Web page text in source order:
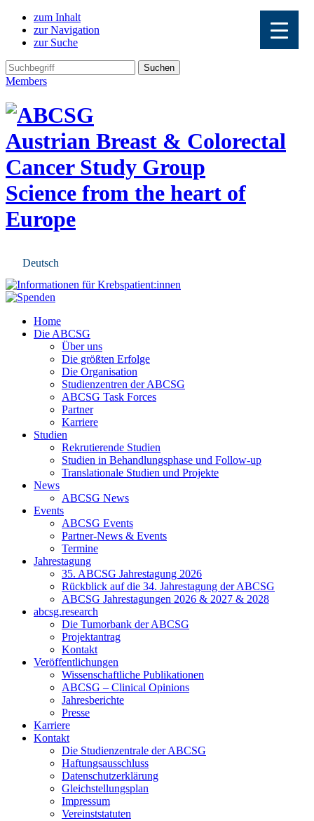
zum Inhalt
zur Navigation
zur Suche
Members
Austrian Breast & Colorectal
Cancer Study Group
Science from the heart of
Europe
Deutsch
Home
Die ABCSG
Über uns
Die größten Erfolge
Die Organisation
Studienzentren der ABCSG
ABCSG Task Forces
Partner
Karriere
Studien
Rekrutierende Studien
Studien in Behandlungsphase und Follow-up
Translationale Studien und Projekte
News
ABCSG News
Events
ABCSG Events
Partner-News & Events
Termine
Jahrestagung
35. ABCSG Jahrestagung 2026
Rückblick auf die 34. Jahrestagung der ABCSG
ABCSG Jahrestagungen 2026 & 2027 & 2028
abcsg.research
Die Tumorbank der ABCSG
Projektantrag
Kontakt
Veröffentlichungen
Wissenschaftliche Publikationen
ABCSG – Clinical Opinions
Jahresberichte
Presse
Karriere
Kontakt
Die Studienzentrale der ABCSG
Haftungsausschluss
Datenschutzerklärung
Gleichstellungsplan
Impressum
Vereinststatuten